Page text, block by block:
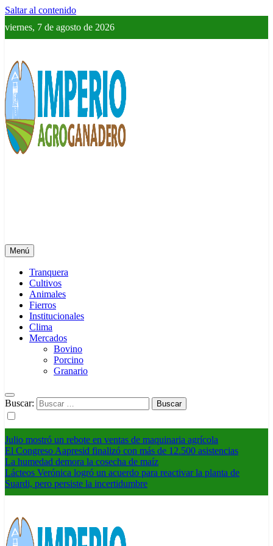
Saltar al contenido
viernes, 7 de agosto de 2026
Menú
Tranquera
Cultivos
Animales
Fierros
Institucionales
Clima
Mercados
Bovino
Porcino
Granario
Buscar:
Julio mostró un rebote en ventas de maquinaria agrícola
El Congreso Aapresid finalizó con más de 12.500 asistencias
La humedad demora la cosecha de maíz
Lácteos Verónica logró un acuerdo para reactivar la planta de
Suardi, pero persiste la incertidumbre